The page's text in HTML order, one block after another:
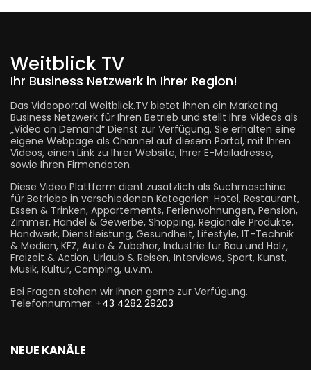
Weitblick TV
Ihr Business Netzwerk in Ihrer Region!
Das Videoportal Weitblick.TV bietet Ihnen ein Marketing
Business Netzwerk für Ihren Betrieb und stellt Ihre Videos als
„Video on Demand“ Dienst zur Verfügung. Sie erhalten eine
eigene Webpage als Channel auf diesem Portal, mit Ihren
Videos, einen Link zu Ihrer Website, Ihrer E-Mailadresse,
sowie Ihren Firmendaten.
Diese Video Plattform dient zusätzlich als Suchmaschine
für Betriebe in verschiedenen Kategorien: Hotel, Restaurant,
Essen & Trinken, Appartements, Ferienwohnungen, Pension,
Zimmer, Handel & Gewerbe, Shopping, Regionale Produkte,
Handwerk, Dienstleistung, Gesundheit, Lifestyle, IT-Technik
& Medien, KFZ, Auto & Zubehör, Industrie für Bau und Holz,
Freizeit & Action, Urlaub & Reisen, Interviews, Sport, Kunst,
Musik, Kultur, Camping, u.v.m.
Bei Fragen stehen wir Ihnen gerne zur Verfügung.
Telefonnummer: +43 4282 29203
NEUE KANÄLE